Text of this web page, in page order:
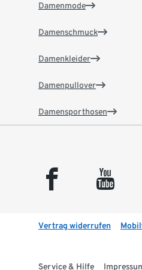
Damenmode
Damenschmuck
Damenkleider
Damenpullover
Damensporthosen
facebook youtube
Vertrag widerrufen
Service & Hilfe